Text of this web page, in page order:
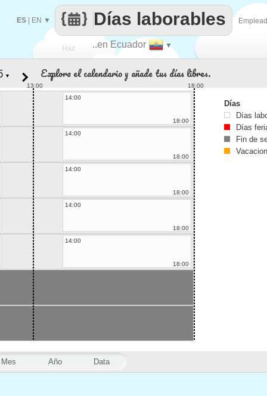
Haz ..en Ecuador ▼
Días laborables
ES EN ▼
Mes Año Data
▼ Explora el calendario y añade tus días libres.
13:00
18:00
14:00
18:00
14:00
18:00
14:00
18:00
14:00
18:00
14:00
18:00
Días
Días
Días
Fin de